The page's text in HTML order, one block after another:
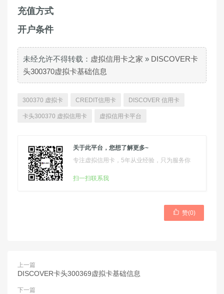
充值方式
开户条件
未经允许不得转载： 虚拟信用卡之家 » DISCOVER卡
头300370虚拟卡基础信息
300370 虚拟卡 CREDIT信用卡 DISCOVER 信用卡
卡头300370 虚拟信用卡 虚拟信用卡平台
关于此平台，您想了解更多~
专注虚拟信用卡，5年从业经验，只为服务你
扫一扫联系我
 赞(0)
上一篇
DISCOVER卡头300369虚拟卡基础信息
下一篇